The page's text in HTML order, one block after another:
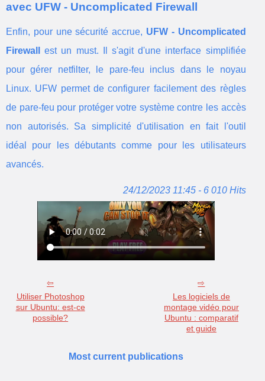
avec UFW - Uncomplicated Firewall
Enfin, pour une sécurité accrue, UFW - Uncomplicated
Firewall
est un must. Il s'agit d'une interface simplifiée
pour gérer netfilter, le pare-feu inclus dans le noyau
Linux. UFW permet de configurer facilement des règles
de pare-feu pour protéger votre système contre les accès
non autorisés. Sa simplicité d'utilisation en fait l'outil
idéal pour les débutants comme pour les utilisateurs
avancés.
24/12/2023 11:45 - 6 010 Hits
Utiliser Photoshop
sur Ubuntu: est-ce
possible?
Les logiciels de
montage vidéo pour
Ubuntu : comparatif
et guide
Most current publications